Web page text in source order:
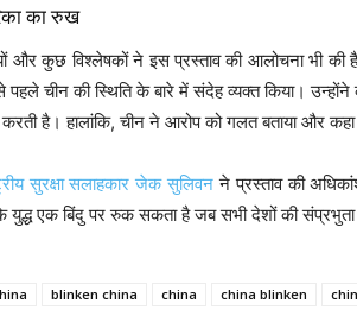
का रुख
और कुछ विश्लेषकों ने इस प्रस्ताव की आलोचना भी
पहले चीन की स्थिति के बारे में संदेह व्यक्त किया।
करती है। हालांकि, चीन ने आरोप को गलत बताया और
सुरक्षा सलाहकार जेक सुलिवन ने प्रस्ताव की
युद्ध एक बिंदु पर रुक सकता है जब सभी देशों की संप्रभुता
blinken china china china blinken